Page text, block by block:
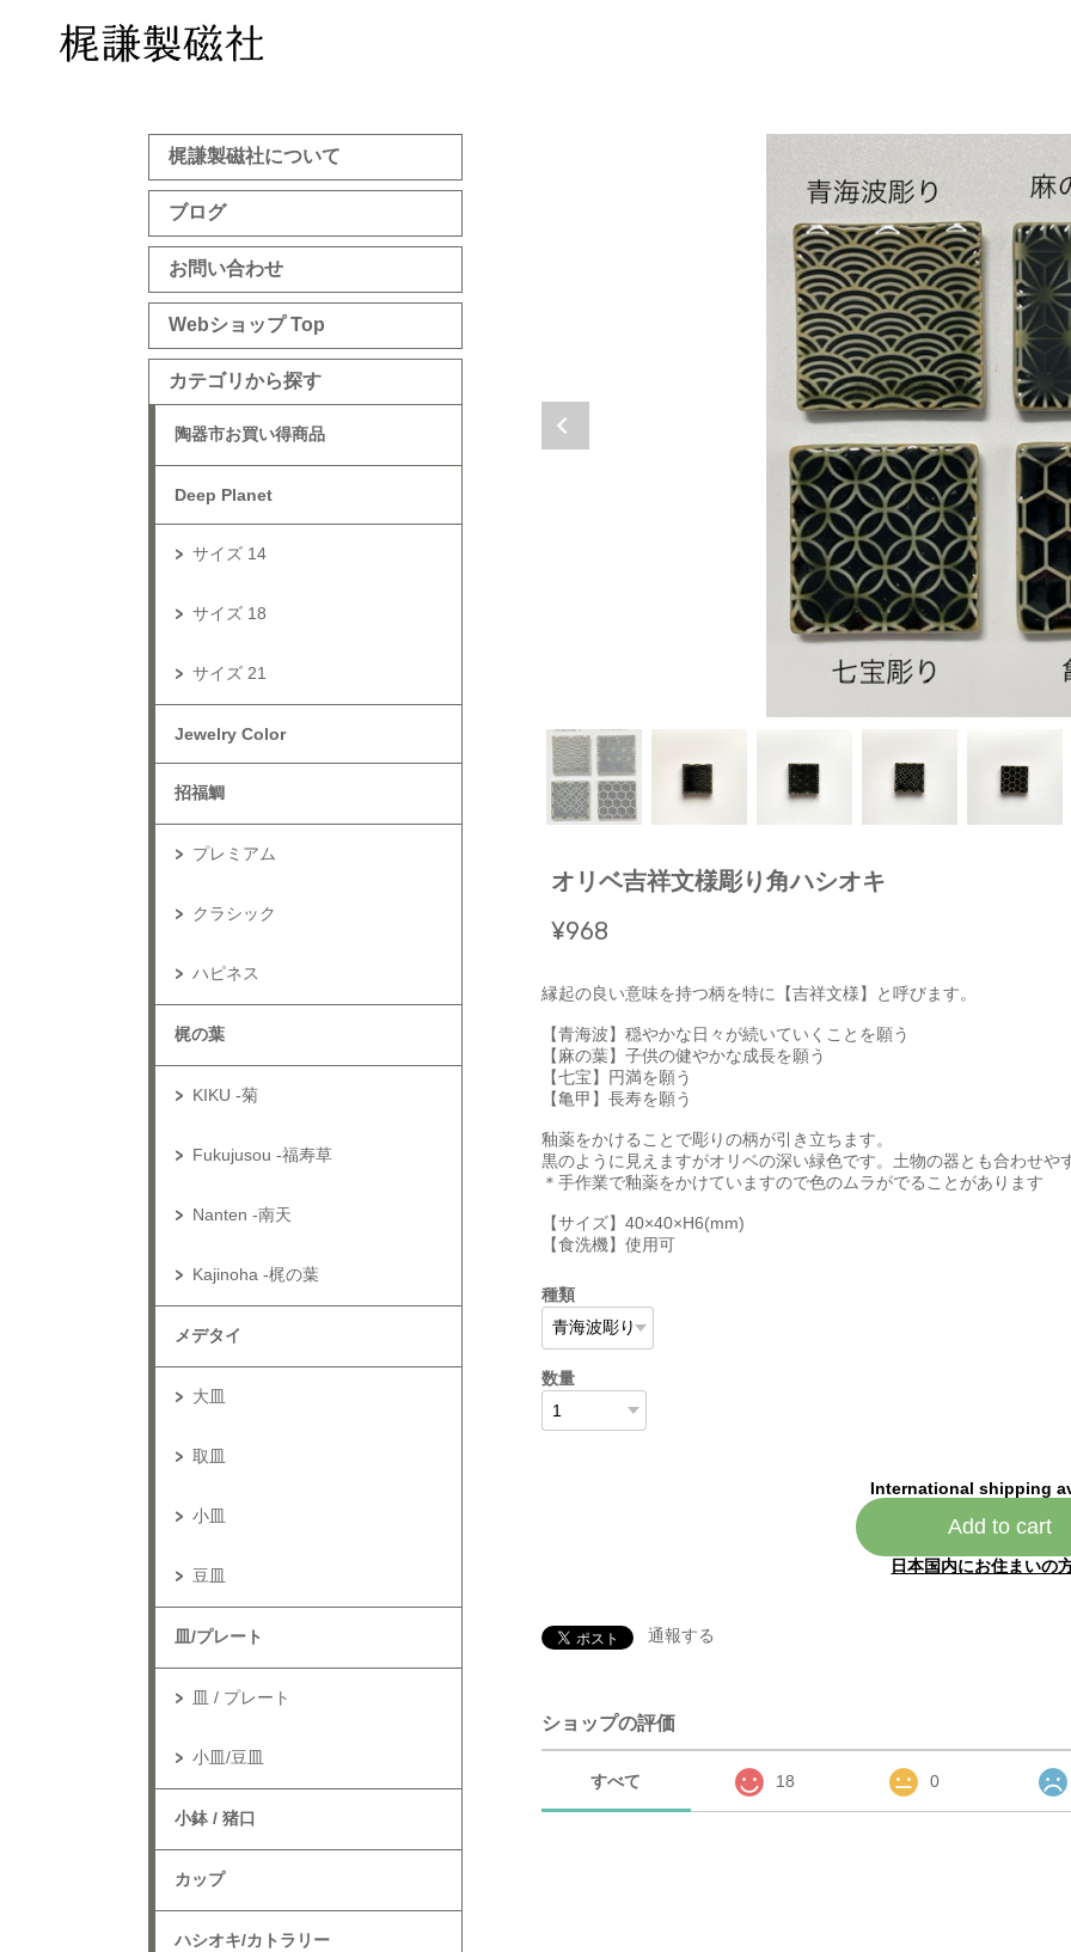
梶謙製磁社について
ブログ
お問い合わせ
Webショップ Top
カテゴリから探す
陶器市お買い得商品
Deep Planet
サイズ 14
サイズ 18
サイズ 21
Jewelry Color
招福鯛
プレミアム
クラシック
ハピネス
梶の葉
KIKU -菊
Fukujusou -福寿草
Nanten -南天
Kajinoha -梶の葉
メデタイ
大皿
取皿
小皿
豆皿
皿/プレート
皿 / プレート
小皿/豆皿
小鉢 / 猪口
カップ
ハシオキ/カトラリー
オリベ吉祥文様彫り角ハシオキ
¥968
縁起の良い意味を持つ柄を特に【吉祥文様】と呼びます。
【青海波】穏やかな日々が続いていくことを願う
【麻の葉】子供の健やかな成長を願う
【七宝】円満を願う
【亀甲】長寿を願う
釉薬をかけることで彫りの柄が引き立ちます。
黒のように見えますがオリベの深い緑色です。土物の器とも合わせや
＊手作業で釉薬をかけていますので色のムラがでることがあります
【サイズ】40×40×H6(mm)
【食洗機】使用可
種類
数量
International shipping
Add to cart
日本国内にお住まいの
通報する
ショップの評価
すべて 18 0